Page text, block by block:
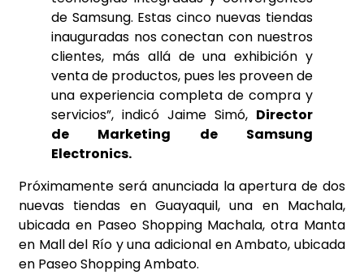
de Samsung. Estas cinco nuevas tiendas
inauguradas nos conectan con nuestros
clientes, más allá de una exhibición y
venta de productos, pues les proveen de
una experiencia completa de compra y
servicios”, indicó Jaime Simó, Director
de Marketing de Samsung
Electronics.
Próximamente será anunciada la apertura de dos
nuevas tiendas en Guayaquil, una en Machala,
ubicada en Paseo Shopping Machala, otra Manta
en Mall del Río y una adicional en Ambato, ubicada
en Paseo Shopping Ambato.